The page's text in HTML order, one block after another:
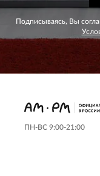
Подписываясь, Вы
ПН-ВС 9:00-21:00